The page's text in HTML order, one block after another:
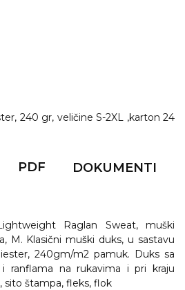
I
240 gr, veličine S-2XL ,karton 24
PDF
DOKUMENTI
Raglan Sweat, muški
M. Klasični muški duks, u sastavu
240gm/m2 pamuk. Duks sa
ranflama na rukavima i pri kraju
sito štampa, fleks, flok